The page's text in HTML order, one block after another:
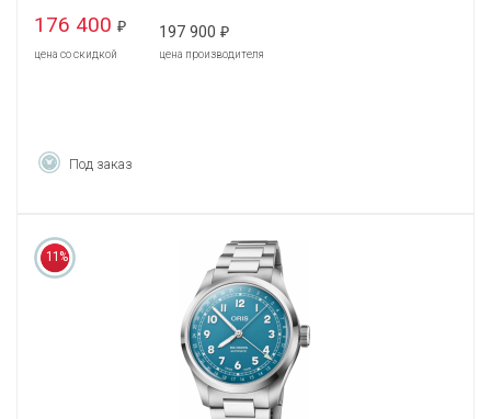
176 400 ₽
цена со скидкой
197 900 ₽
цена производителя
Под заказ
11%